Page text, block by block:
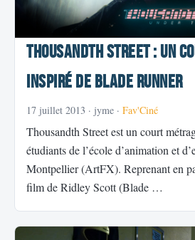
Thousandth Street : Un
inspiré de Blade Runner
17 juillet 2013 · jyme · Fav'Ciné
Thousandth Street est un court
étudiants de l’école d’animation et
Montpellier (ArtFX). Reprenant en
film de Ridley Scott (Blade …